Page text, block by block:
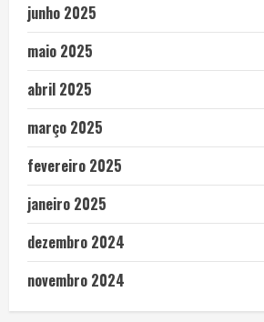
junho 2025
maio 2025
abril 2025
março 2025
fevereiro 2025
janeiro 2025
dezembro 2024
novembro 2024